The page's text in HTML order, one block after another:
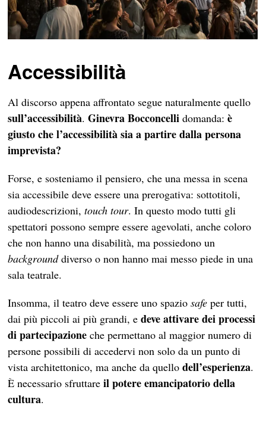
Accessibilità
Al discorso appena affrontato segue naturalmente quello
sull’accessibilità.Ginevra Bocconcelli domanda:è
giusto che l’accessibilità sia a partire dalla persona
imprevista?
Forse, e sosteniamo il pensiero, che una messa in scena
sia accessibile deve essere una prerogativa: sottotitoli,
audiodescrizioni, touch tour. In questo modo tutti gli
spettatori possono sempre essere agevolati, anche coloro
che non hanno una disabilità, ma possiedono un
backgrounddiverso o non hanno mai messo piede in una
sala teatrale.
Insomma, il teatro deve essere uno spaziosafe per tutti,
dai più piccoli ai più grandi, edeve attivare dei processi
di partecipazione che permettano al maggior numero di
persone possibili di accedervi non solo da un punto di
vista architettonico, ma anche da quellodell’esperienza.
È necessario sfruttareil potere emancipatorio della
cultura.